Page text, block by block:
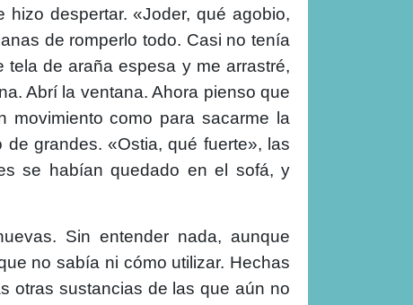
despertar. «Joder, qué agobio,
de romperlo todo. Casi no tenía
de araña espesa y me arrastré,
Abrí la ventana. Ahora pienso que
movimiento como para sacarme la
grandes. «Ostia, qué fuerte», las
se habían quedado en el sofá, y
Sin entender nada, aunque
no sabía ni cómo utilizar. Hechas
otras sustancias de las que aún no